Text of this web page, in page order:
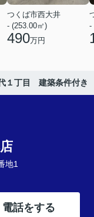
つくば市西大井
- (253.00㎡)
490万円
-
１丁目 建築条件付き
地1
電話をする